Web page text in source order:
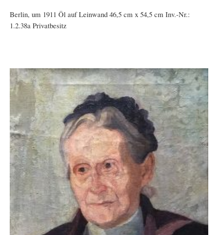
Berlin, um 1911 Öl auf Leinwand 46,5 cm x 54,5 cm Inv.-Nr.:
1.2.38a Privatbesitz